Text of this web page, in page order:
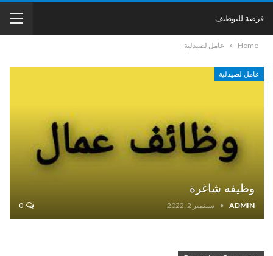
فرصة للتوظيف
Home عامل لصيدلية
عامل لصيدلية
وظيفه شاغرة
ADMIN سبتمبر 2, 2022